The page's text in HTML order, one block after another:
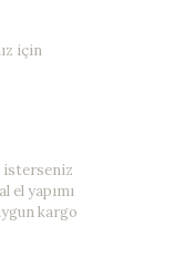
için
isterseniz
el yapımı
kargo